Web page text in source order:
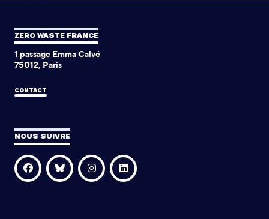
ZERO WASTE FRANCE
1 passage Emma Calvé
75012, Paris
CONTACT
NOUS SUIVRE